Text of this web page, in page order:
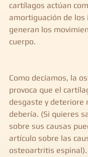
cartílagos actúan
amortiguación de los
generan los
cuerpo.
Como decíamos, la
provoca que el
desgaste y deteriore
debería. (Si quieres
sobre sus causas
artículo sobre las
osteoartritis espinal).